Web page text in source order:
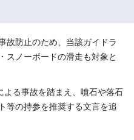
故防止のため、当該ガイドラ
スノーボードの滑走も対象と
る事故を踏まえ、噴石や落石
等の持参を推奨する文言を追